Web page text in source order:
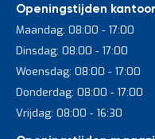
Openingstijden kantoor
Maandag: 08:00 - 17:00
Dinsdag: 08:00 - 17:00
Woensdag: 08:00 - 17:00
Donderdag: 08:00 - 17:00
Vrijdag: 08:00 - 16:30